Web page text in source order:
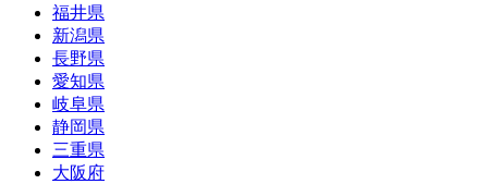
福井県
新潟県
長野県
愛知県
岐阜県
静岡県
三重県
大阪府